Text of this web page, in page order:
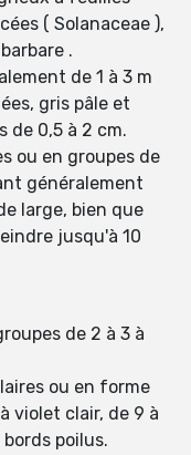
( Solanaceae ),
.
de 1 à 3 m
gris pâle et
de 0,5 à 2 cm.
ou en groupes de
généralement
large, bien que
jusqu'à 10
de 2 à 3 à
ou en forme
violet clair, de 9 à
poilus.